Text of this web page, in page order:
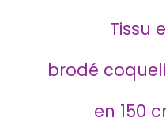
Tissu
brodé
en 150